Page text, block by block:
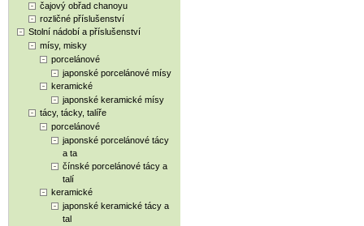
čajový obřad chanoyu
rozličné příslušenství
Stolní nádobí a příslušenství
mísy, misky
porcelánové
japonské porcelánové mísy
keramické
japonské keramické mísy
tácy, tácky, talíře
porcelánové
japonské porcelánové tácy
a ta
čínské porcelánové tácy a
talí
keramické
japonské keramické tácy a
tal